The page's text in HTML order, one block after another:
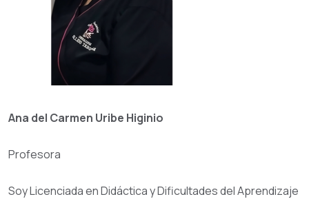
Ana del Carmen Uribe Higinio
Profesora
Soy Licenciada en Didáctica y Dificultades del Aprendizaje